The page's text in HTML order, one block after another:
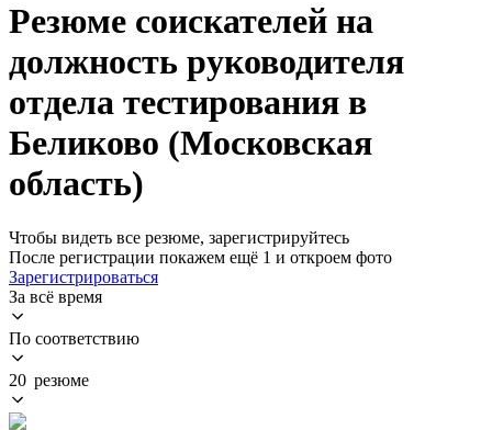
Резюме соискателей на
должность руководителя
отдела тестирования в
Беликово (Московская
область)
Чтобы видеть все резюме, зарегистрируйтесь
После регистрации покажем ещё 1 и откроем фото
Зарегистрироваться
За всё время
По соответствию
20 резюме